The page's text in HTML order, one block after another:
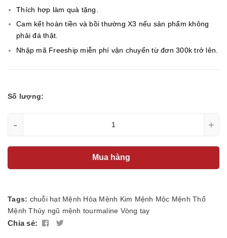
Thích hợp làm quà tặng.
Cam kết hoàn tiền và bồi thường X3 nếu sản phẩm không
phải đá thật.
Nhập mã Freeship miễn phí vận chuyển từ đơn 300k trở lên.
Số lượng:
- +
Mua hàng
Tags: chuỗi hạt Mệnh Hỏa Mệnh Kim Mệnh Mộc Mệnh Thổ
Mệnh Thủy ngũ mệnh tourmaline Vòng tay
Chia sẻ: